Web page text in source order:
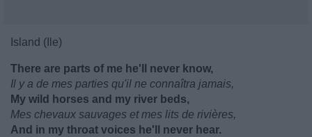
Island (Ile)
There are parts of me he'll never know,
Il y a de mes parties qu'il ne connaîtra jamais,
My wild horses and my river beds,
Mes chevaux sauvages et mes lits de rivières,
And in my throat voices he'll never hear.